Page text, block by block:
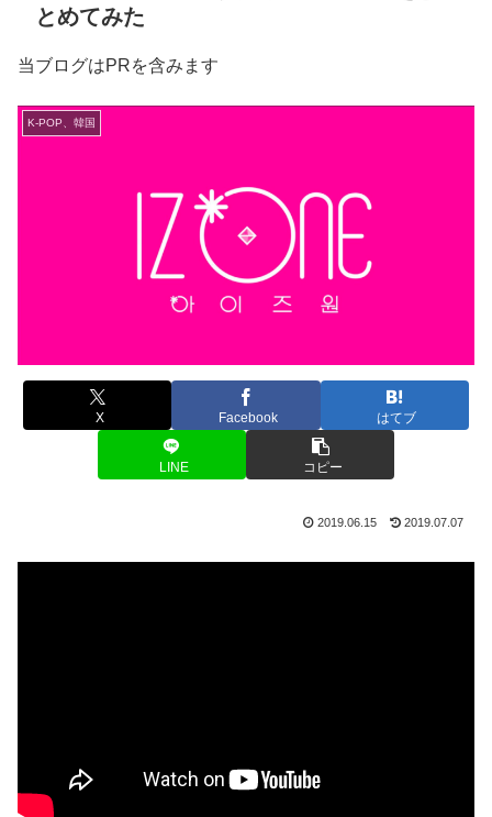
とめてみた
当ブログはPRを含みます
K-POP、韓国
X Facebook はてブ
LINE コピー
2019.06.15 2019.07.07